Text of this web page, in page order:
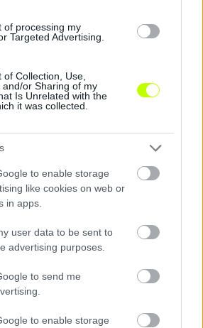
of processing my
Targeted Advertising.
Collection, Use,
and/or Sharing of my
Is Unrelated with the
it was collected.
to enable storage
like cookies on web or
in apps.
user data to be sent to
advertising purposes.
to send me
to enable storage
Hírek
fiatal védőt a ZTE
szerződést kötött a zalaegerszegi klubbal.
Hírek